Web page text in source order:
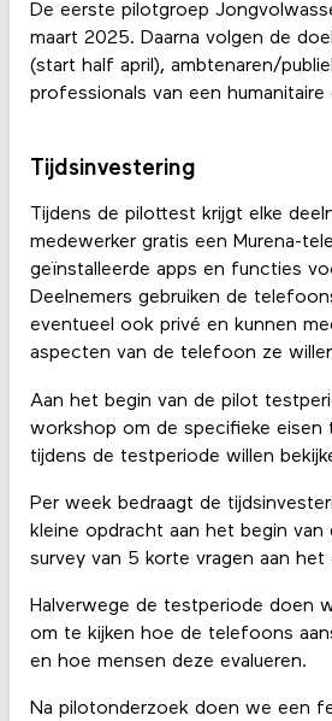
De eerste pilotgroep
maart 2025. Daarna volgen de
(start half april), ambtenaren/
professionals van een humanitaire
Tijdsinvestering
Tijdens de pilottest krijgt elke
medewerker gratis een Murena-
geïnstalleerde apps en functies
Deelnemers gebruiken de
eventueel ook privé en kunnen
aspecten van de telefoon ze
Aan het begin van de pilot
workshop om de specifieke eisen
tijdens de testperiode willen
Per week bedraagt de
kleine opdracht aan het begin van
survey van 5 korte vragen aan het
Halverwege de testperiode doen
om te kijken hoe de telefoons
en hoe mensen deze evalueren.
Na pilotonderzoek doen we een